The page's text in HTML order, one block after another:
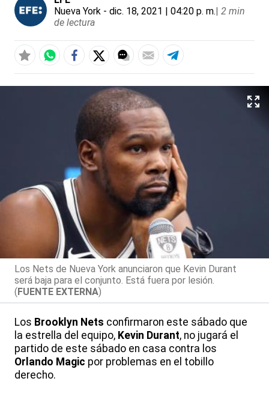
Nueva York - dic. 18, 2021 | 04:20 p. m.| 2 min
de lectura
Los Nets de Nueva York anunciaron que Kevin Durant
será baja para el conjunto. Está fuera por lesión.
(FUENTE EXTERNA)
Los Brooklyn Nets confirmaron este sábado que
la estrella del equipo, Kevin Durant, no jugará el
partido de este sábado en casa contra los
Orlando Magic por problemas en el tobillo
derecho.